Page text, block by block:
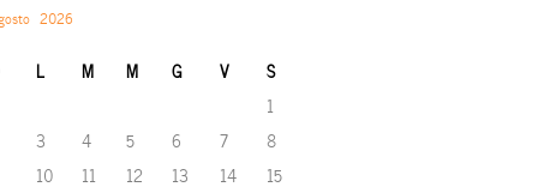
2026
L M M G V S
1
3 4 5 6 7
8
10 11 12 13 14
15